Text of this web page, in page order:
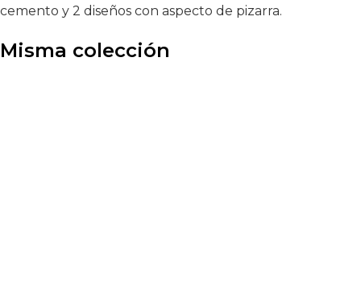
cemento y 2 diseños con aspecto de pizarra.
Misma colección